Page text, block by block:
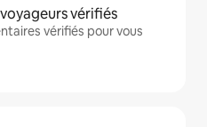
vérifiés
vérifiés pour vous